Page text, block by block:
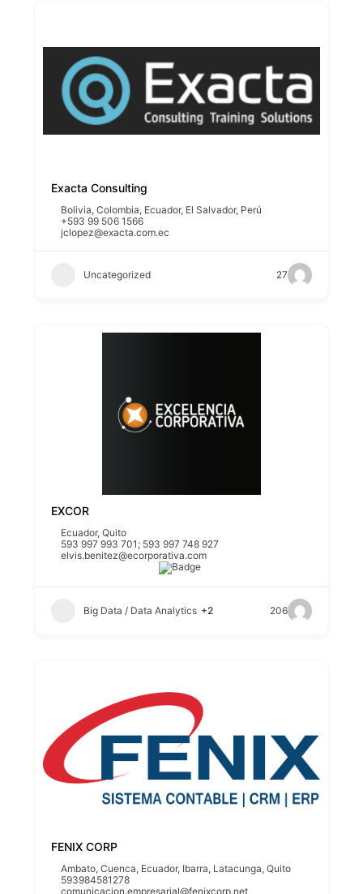
Exacta Consulting
Bolivia,Colombia, Ecuador, El Salvador, Perú
+593 99 506 1566
jclopez@exacta.com.ec
Uncategorized 27
EXCOR
Ecuador,Quito
593 997 993 701; 593 997 748 927
elvis.benitez@ecorporativa.com
Big Data / Data Analytics +2 206
FENIX CORP
Ambato,Cuenca, Ecuador, Ibarra, Latacunga,Quito
593984581278
comunicacion.empresarial@fenixcorp.net